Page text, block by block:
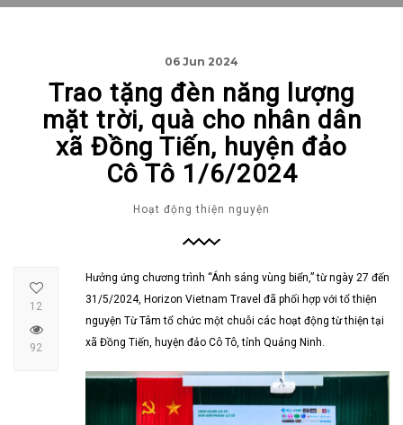
06 Jun 2024
Trao tặng đèn năng lượng
mặt trời, quà cho nhân dân
xã Đồng Tiến, huyện đảo
Cô Tô 1/6/2024
Hoạt động thiện nguyện
Hưởng ứng chương trình “Ánh sáng vùng biển,” từ ngày 27 đến
31/5/2024, Horizon Vietnam Travel đã phối hợp với tổ thiện
nguyện Từ Tâm tổ chức một chuỗi các hoạt động từ thiện tại
xã Đồng Tiến, huyện đảo Cô Tô, tỉnh Quảng Ninh.
12
92